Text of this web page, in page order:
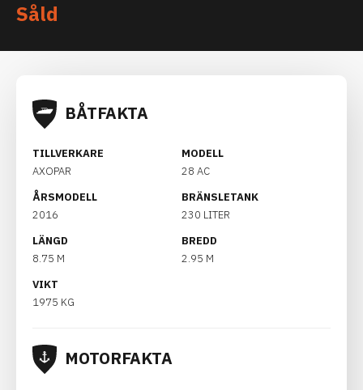
Såld
BÅTFAKTA
TILLVERKARE
AXOPAR
MODELL
28 AC
ÅRSMODELL
2016
BRÄNSLETANK
230 LITER
LÄNGD
8.75 M
BREDD
2.95 M
VIKT
1975 KG
MOTORFAKTA